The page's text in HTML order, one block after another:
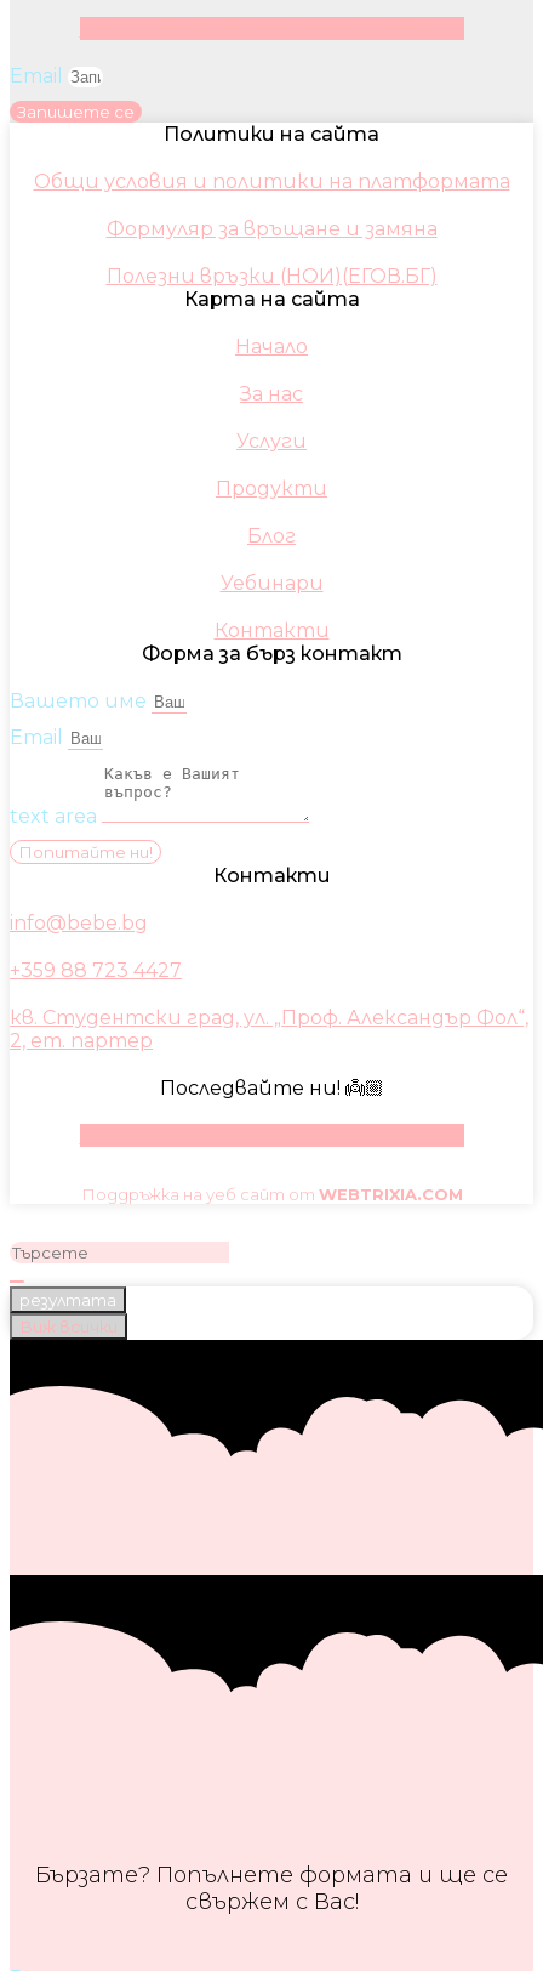
Email
Запишете се
Политики на сайта
Общи условия и политики на платформата
Формуляр за връщане и замяна
Полезни връзки (НОИ)(ЕГОВ.БГ)
Карта на сайта
Начало
За нас
Услуги
Продукти
Блог
Уебинари
Контакти
Форма за бърз контакт
Вашето име
Email
text area
Попитайте ни!
Контакти
info@bebe.bg
+359 88 723 4427
кв. Студентски град, ул. „Проф. Александър Фол“,
2, ет. партер
Последвайте ни! 👼🏼
Поддръжка на уеб сайт от WEBTRIXIA.COM
резултата
Виж всички
Бързате? Попълнете формата и ще се
свържем с Вас!